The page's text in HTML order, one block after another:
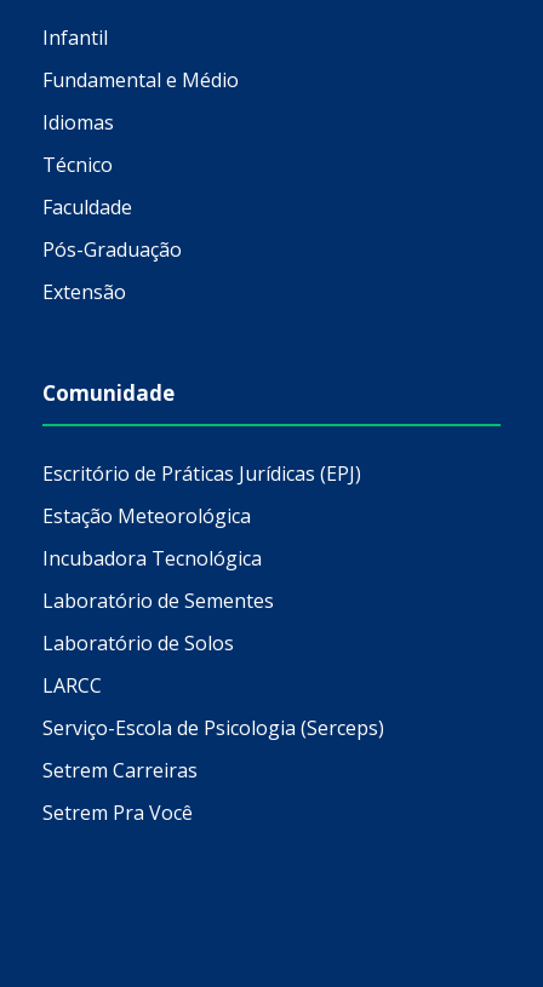
Infantil
Fundamental e Médio
Idiomas
Técnico
Faculdade
Pós-Graduação
Extensão
Comunidade
Escritório de Práticas Jurídicas (EPJ)
Estação Meteorológica
Incubadora Tecnológica
Laboratório de Sementes
Laboratório de Solos
LARCC
Serviço-Escola de Psicologia (Serceps)
Setrem Carreiras
Setrem Pra Você